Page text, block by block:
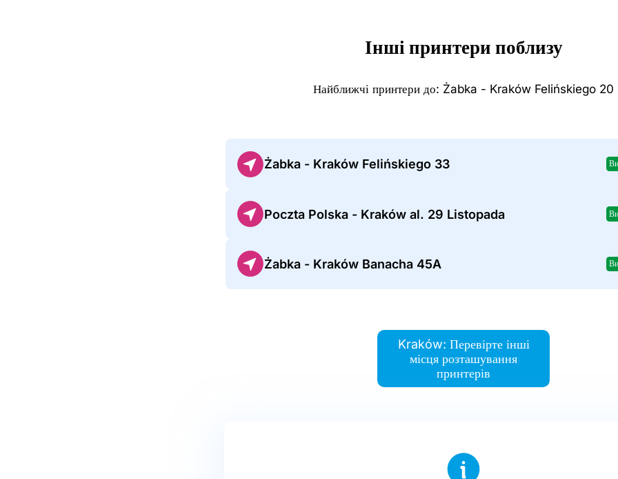
Інші принтери поблизу
Найближчі принтери до: Żabka - Kraków Felińskiego 20
Żabka - Kraków Felińskiego 33
Poczta Polska - Kraków al. 29 Listopada
Żabka - Kraków Banacha 45A
Kraków: Перевірте інші
місця розташування
принтерів